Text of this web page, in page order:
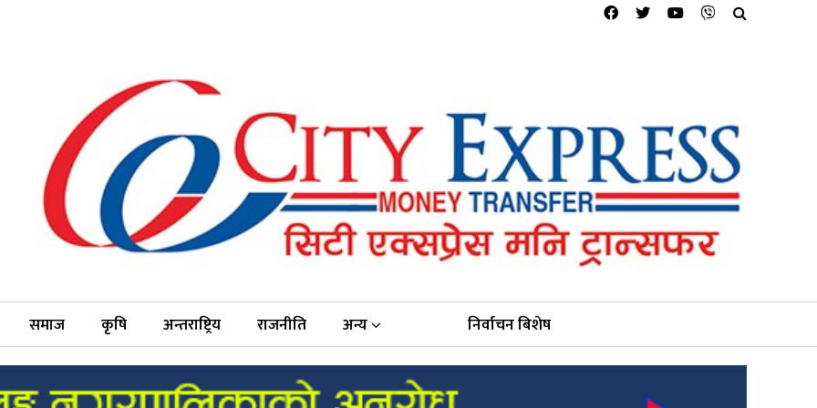
समाज कृषि अन्तराष्ट्रिय राजनीति अन्य निर्वाचन बिशेष